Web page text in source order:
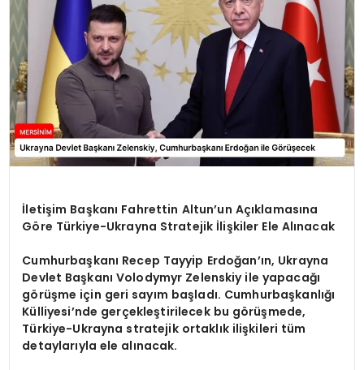
İletişim Başkanı Fahrettin Altun’un Açıklamasına
Göre Türkiye-Ukrayna Stratejik İlişkiler Ele Alınacak
Cumhurbaşkanı Recep Tayyip Erdoğan’ın, Ukrayna
Devlet Başkanı Volodymyr Zelenskiy ile yapacağı
görüşme için geri sayım başladı. Cumhurbaşkanlığı
Külliyesi’nde gerçekleştirilecek bu görüşmede,
Türkiye-Ukrayna stratejik ortaklık ilişkileri tüm
detaylarıyla ele alınacak.